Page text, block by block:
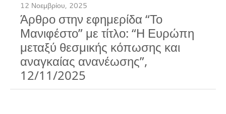
12 Νοεμβρίου, 2025
Άρθρο στην εφημερίδα “Το
Μανιφέστο” με τίτλο: “Η Ευρώπη
μεταξύ θεσμικής κόπωσης και
αναγκαίας ανανέωσης”,
12/11/2025